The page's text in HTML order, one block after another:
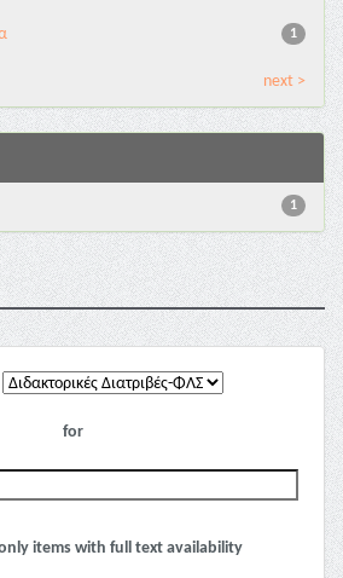
1
next >
1
for
items with full text availability